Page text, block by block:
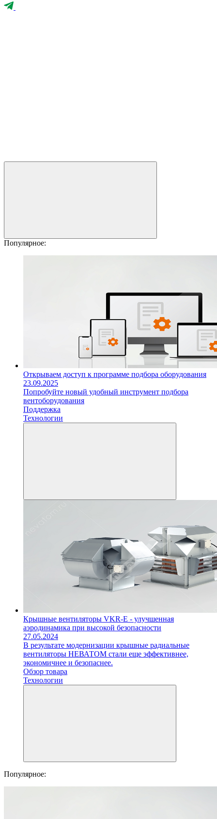
Популярное:
Открываем доступ к программе подбора оборудования
23.09.2025
Попробуйте новый удобный инструмент подбора
вентоборудования
Поддержка
Технологии
Крышные вентиляторы VKR-E - улучшенная
аэродинамика при высокой безопасности
27.05.2024
В результате модернизации крышные радиальные
вентиляторы НЕВАТОМ стали еще эффективнее,
экономичнее и безопаснее.
Обзор товара
Технологии
Популярное: